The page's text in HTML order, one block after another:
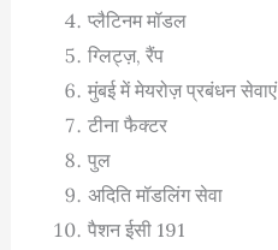
प्लैटिनम मॉडल
ग्लिट्ज़, रैंप
मुंबई में मेयरोज़ प्रबंधन सेवाएं
टीना फैक्टर
पुल
अदिति मॉडलिंग सेवा
पैशन ईसी 191